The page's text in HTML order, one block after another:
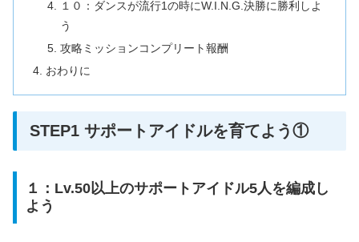
１０：ダンスが流行1の時にW.I.N.G.決勝に勝利しよ
う
攻略ミッションコンプリート報酬
おわりに
STEP1 サポートアイドルを育てよう①
１：Lv.50以上のサポートアイドル5人を編成し
よう